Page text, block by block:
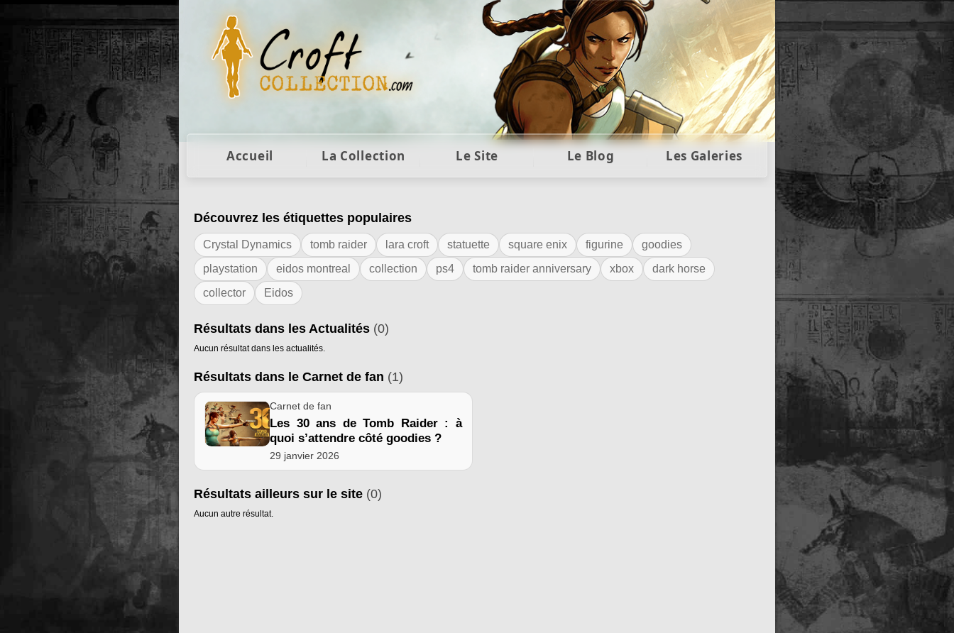
Figurines Lara Croft et collection Tomb Raider : statues, objets et collectors
Accueil La Collection Le Site Le Blog Les Galeries
Résultats de l'étiquette "weta"
Découvrez les étiquettes populaires
Crystal Dynamics tomb raider lara croft statuette square enix figurine
goodies
playstation
eidos montreal collection ps4 tomb raider anniversary xbox
dark horse
collector
Eidos
Résultats dans les Actualités (0)
Aucun résultat dans les actualités.
Résultats dans le Carnet de fan (1)
Carnet de fan
Les 30 ans de Tomb Raider : à
quoi s’attendre côté goodies ?
29 janvier 2026
Résultats ailleurs sur le site (0)
Aucun autre résultat.